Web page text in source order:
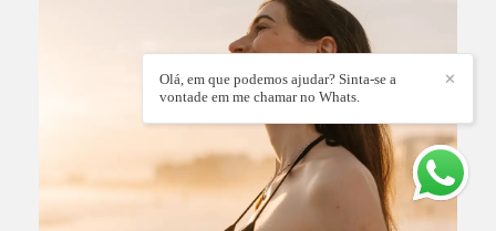
✕
Olá, em que podemos ajudar? Sinta-se a
vontade em me chamar no Whats.